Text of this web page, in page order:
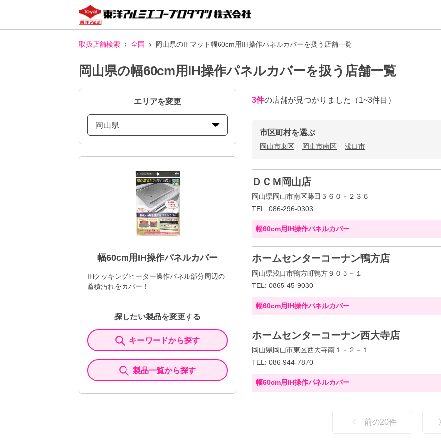
取扱店舗検索 全国 岡山県のIHマット幅60cm用IH操作パネルカバーを扱う店舗一覧
岡山県の幅60cm用IH操作パネルカバーを扱う店舗一覧
エリアを変更
岡山県
幅60cm用IH操作パネルカバー
IHクッキングヒーター操作パネル部分周辺の
蓄積汚れをカバー！
探したい製品を変更する
キーワードから探す
製品一覧から探す
3件の店舗が見つかりました （1~3件目）
市区町村を選ぶ
岡山市東区 岡山市南区 浅口市
ＤＣＭ岡山店
岡山県岡山市南区藤田５６０－２３６
TEL: 086-296-0303
幅60cm用IH操作パネルカバー
ホームセンターコーナン鴨方店
岡山県浅口市鴨方町鴨方９０５－１
TEL: 0865-45-9030
幅60cm用IH操作パネルカバー
ホームセンターコーナン西大寺店
岡山県岡山市東区西大寺南１－２－１
TEL: 086-944-7870
幅60cm用IH操作パネルカバー
前の20件